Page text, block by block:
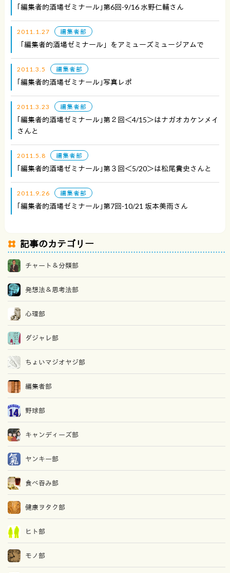
｢編集者的酒場ゼミナール｣第6回-9/16 水野仁輔さん
2011.1.27 編集者部
「編集者的酒場ゼミナール」をアミューズミュージアムで
2011.3.5 編集者部
｢編集者的酒場ゼミナール｣写真レポ
2011.3.23 編集者部
｢編集者的酒場ゼミナール｣第２回＜4/15＞はナガオカケンメイ
さんと
2011.5.8 編集者部
｢編集者的酒場ゼミナール｣第３回＜5/20＞は松尾貴史さんと
2011.9.26 編集者部
｢編集者的酒場ゼミナール｣第7回-10/21 坂本美雨さん
記事のカテゴリー
チャート＆分類部
発想法＆思考法部
心理部
ダジャレ部
ちょいマジオヤジ部
編集者部
野球部
キャンディーズ部
ヤンキー部
食べ吞み部
健康ヲタク部
ヒト部
モノ部